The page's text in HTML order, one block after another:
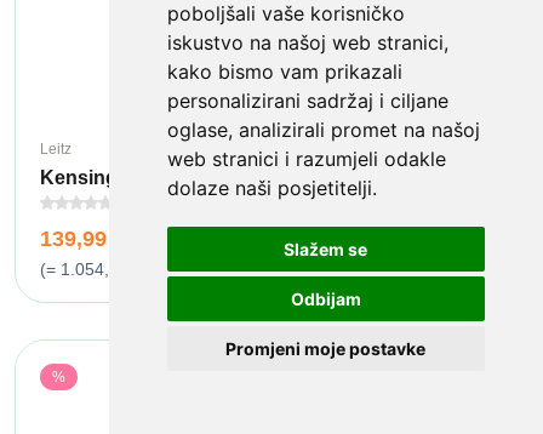
poboljšali vaše korisničko
iskustvo na našoj web stranici,
kako bismo vam prikazali
personalizirani sadržaj i ciljane
oglase, analizirali promet na našoj
web stranici i razumjeli odakle
dolaze naši posjetitelji.
Slažem se
Odbijam
Promjeni moje postavke
Leitz
Kensington Privacy Screen Filter folija za...
139,99 EUR
(= 1.054,75 kn)
%